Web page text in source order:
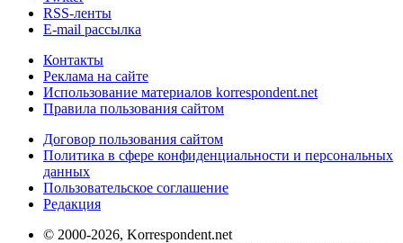
RSS-ленты
E-mail рассылка
Контакты
Реклама на сайте
Использование материалов korrespondent.net
Правила пользования сайтом
Договор пользования сайтом
Политика в сфере конфиденциальности и персональных
данных
Пользовательское соглашение
Редакция
© 2000-2026, Korrespondent.net